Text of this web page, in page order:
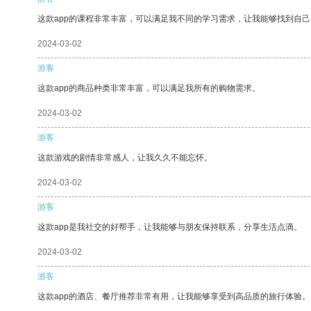
这款app的课程非常丰富，可以满足我不同的学习需求，让我能够找到自己
2024-03-02
游客
这款app的商品种类非常丰富，可以满足我所有的购物需求。
2024-03-02
游客
这款游戏的剧情非常感人，让我久久不能忘怀。
2024-03-02
游客
这款app是我社交的好帮手，让我能够与朋友保持联系，分享生活点滴。
2024-03-02
游客
这款app的酒店、餐厅推荐非常有用，让我能够享受到高品质的旅行体验。